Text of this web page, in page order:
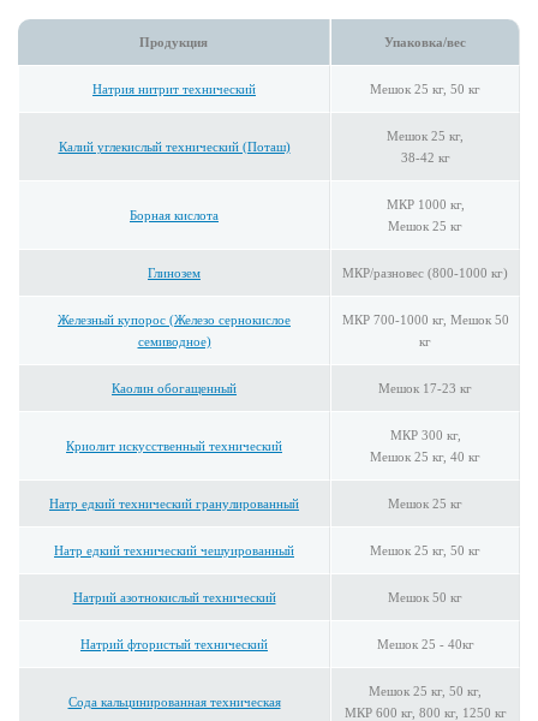
Продукция Упаковка/вес
Натрия нитрит технический Мешок 25 кг, 50 кг
Калий углекислый технический (Поташ)
Мешок 25 кг,
38-42 кг
Борная кислота
МКР 1000 кг,
Мешок 25 кг
Глинозем МКР/разновес (800-1000 кг)
Железный купорос (Железо сернокислое
семиводное)
МКР 700-1000 кг, Мешок 50
кг
Каолин обогащенный Мешок 17-23 кг
Криолит искусственный технический
МКР 300 кг,
Мешок 25 кг, 40 кг
Натр едкий технический гранулированный Мешок 25 кг
Натр едкий технический чешуированный Мешок 25 кг, 50 кг
Натрий азотнокислый технический Мешок 50 кг
Натрий фтористый технический Мешок 25 - 40кг
Сода кальцинированная техническая
Мешок 25 кг, 50 кг,
МКР 600 кг, 800 кг, 1250 кг